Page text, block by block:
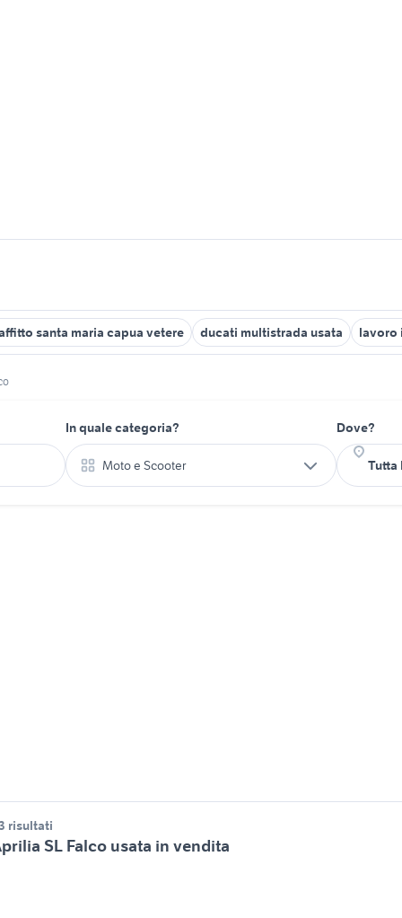
santa maria capua vetere ducati multistrada usata lavoro
In quale categoria?
Moto e Scooter
Dove?
risultati
SL Falco usata in vendita